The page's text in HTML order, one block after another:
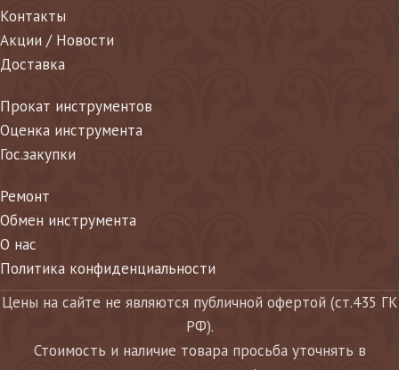
Контакты
Акции / Новости
Доставка
Прокат инструментов
Оценка инструмента
Гос.закупки
Ремонт
Обмен инструмента
О нас
Политика конфиденциальности
Цены на сайте не являются публичной офертой (ст.435 ГК
РФ).
Стоимость и наличие товара просьба уточнять в